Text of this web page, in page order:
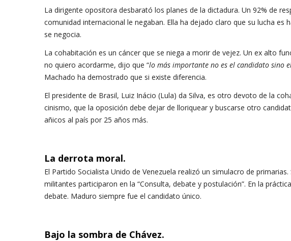
La dirigente opositora desbarató los planes de la dictadura. Un 92% de
comunidad internacional le negaban. Ella ha dejado claro que su lucha es
se negocia.
La cohabitación es un cáncer que se niega a morir de vejez. Un ex alto
no quiero acordarme, dijo que “lo más importante no es el candidato sino
Machado ha demostrado que si existe diferencia.
El presidente de Brasil, Luiz Inácio (Lula) da Silva, es otro devoto de la
cinismo, que la oposición debe dejar de lloriquear y buscarse otro
añicos al país por 25 años más.
La derrota moral.
El Partido Socialista Unido de Venezuela realizó un simulacro de
militantes participaron en la “Consulta, debate y postulación”. En la
debate. Maduro siempre fue el candidato único.
Bajo la sombra de Chávez.